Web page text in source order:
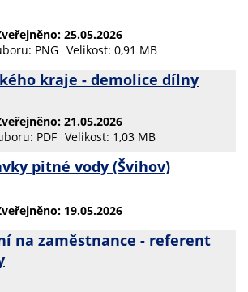
25.05.2026
PNG Velikost: 0,91 MB
kraje - demolice dílny
21.05.2026
PDF Velikost: 1,03 MB
pitné vody (Švihov)
19.05.2026
na zaměstnance - referent